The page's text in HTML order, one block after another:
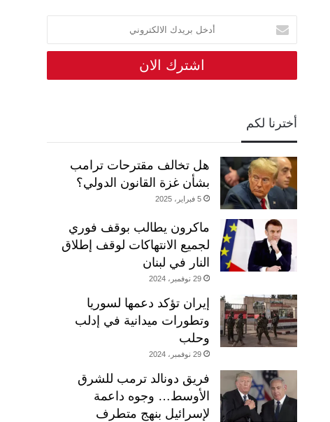
أدخل
بريدك
الالكتروني
أخترنا لكم
هل تخالف مقترحات ترامب
بشأن غزة القانون الدولي؟
5 فبراير، 2025
ماكرون يطالب بوقف فوري
لجميع الانتهاكات لوقف إطلاق
النار في لبنان
29 نوفمبر، 2024
إيران تؤكد دعمها لسوريا
وتطورات ميدانية في إدلب
وحلب
29 نوفمبر، 2024
فريق دونالد ترمب للشرق
الأوسط… وجوه داعمة
لإسرائيل بنهج متطرف